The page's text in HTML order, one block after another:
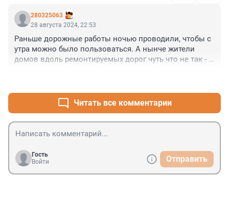
280325063
28 августа 2024, 22:53
Раньше дорожные работы ночью проводили, чтобы с
утра можно было пользоваться. А нынче жители
домов вдоль ремонтируемых дорог чуть что не так -
документацию, наряды... Прораба вызывают для
профилактической беседы. Тот, в свою очередь,
отнекивается: никого в ночь не выводил на работу,
это они сами, по своей инициативе. В общем, все
поумнели, дураков больше нет (хороших дорог,
правда, тоже).
Читать все комментарии
Гость
Войти
Отправить